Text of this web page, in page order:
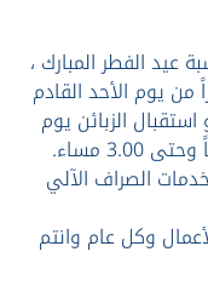
عيد الفطر المبارك ،
من يوم الأحد القادم
عمله و استقبال الزبائن يوم
الصراف الآلي
وكل عام وانتم